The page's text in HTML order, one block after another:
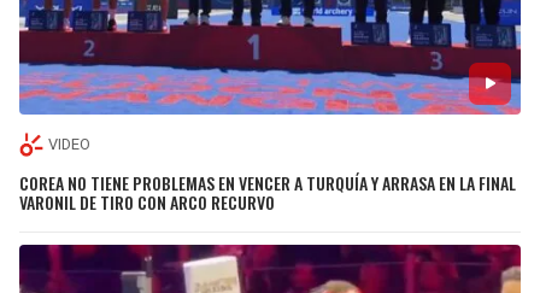
VIDEO
COREA NO TIENE PROBLEMAS EN VENCER A TURQUÍA Y ARRASA EN LA FINAL
VARONIL DE TIRO CON ARCO RECURVO